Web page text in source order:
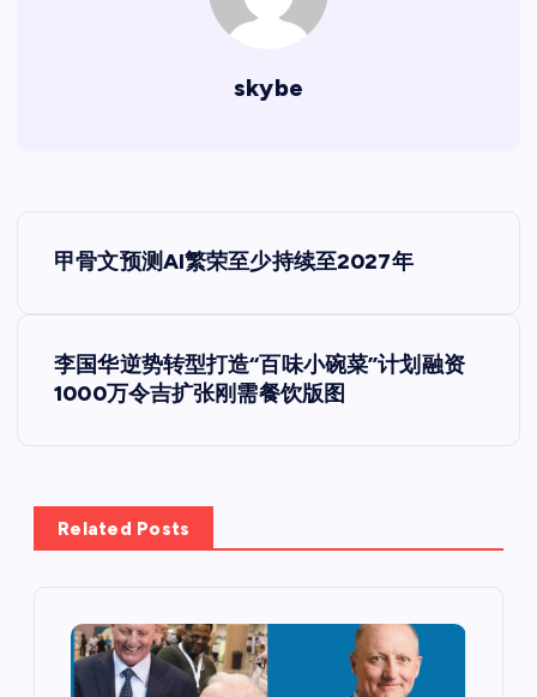
skybe
文
导
航
甲骨文预测AI繁荣至少持续至2027年
李国华逆势转型打造“百味小碗菜”计划融资
1000万令吉扩张刚需餐饮版图
Related Posts